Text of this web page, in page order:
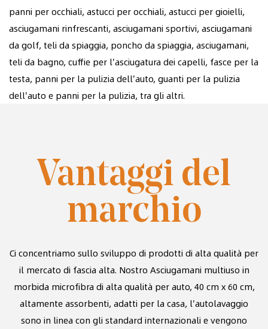
panni per occhiali, astucci per occhiali, astucci per gioielli,
asciugamani rinfrescanti, asciugamani sportivi, asciugamani
da golf, teli da spiaggia, poncho da spiaggia, asciugamani,
teli da bagno, cuffie per l'asciugatura dei capelli, fasce per la
testa, panni per la pulizia dell'auto, guanti per la pulizia
dell'auto e panni per la pulizia, tra gli altri.
Vantaggi del
marchio
Ci concentriamo sullo sviluppo di prodotti di alta qualità per
il mercato di fascia alta. Nostro Asciugamani multiuso in
morbida microfibra di alta qualità per auto, 40 cm x 60 cm,
altamente assorbenti, adatti per la casa, l'autolavaggio
sono in linea con gli standard internazionali e vengono